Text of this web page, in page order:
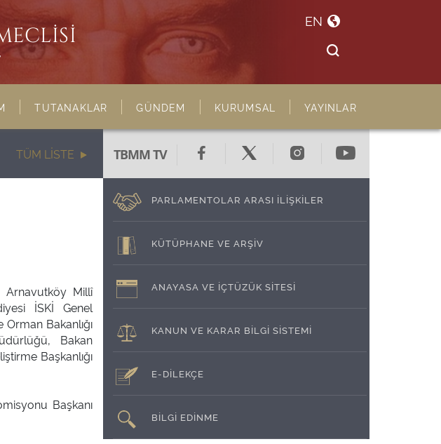
EN
TUTANAKLAR GÜNDEM KURUMSAL YAYINLAR
TÜM LİSTE
Arnavutköy Millî
İSKİ Genel
Bakanlığı
Bakan
Başkanlığı
Başkanı
TBMM TV
PARLAMENTOLAR ARASI İLİŞKİLER
KÜTÜPHANE VE ARŞİV
ANAYASA VE İÇTÜZÜK SİTESİ
KANUN VE KARAR BİLGİ SİSTEMİ
E-DİLEKÇE
BİLGİ EDİNME